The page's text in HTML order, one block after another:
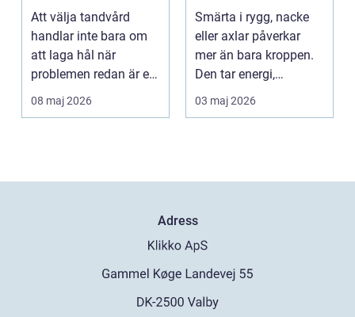
för långsiktig
munhälsa
Att välja tandvård
handlar inte bara om
att laga hål när
problemen redan är ett
faktum. Det handlar ...
08 maj 2026
Smärta i rygg, nacke
eller axlar påverkar
mer än bara kroppen.
Den tar energi,
koncentration och
03 maj 2026
Adress